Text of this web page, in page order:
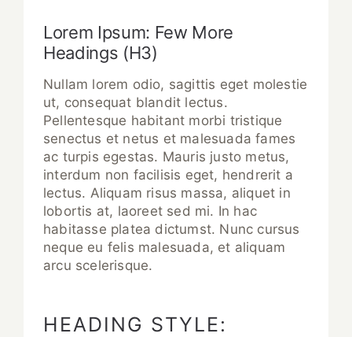
Lorem Ipsum: Few More
Headings (H3)
Nullam lorem odio, sagittis eget molestie
ut, consequat blandit lectus.
Pellentesque habitant morbi tristique
senectus et netus et malesuada fames
ac turpis egestas. Mauris justo metus,
interdum non facilisis eget, hendrerit a
lectus. Aliquam risus massa, aliquet in
lobortis at, laoreet sed mi. In hac
habitasse platea dictumst. Nunc cursus
neque eu felis malesuada, et aliquam
arcu scelerisque.
HEADING STYLE: